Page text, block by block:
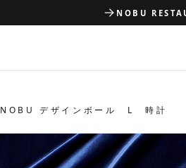
NOBU
NOBU デザインボール L 時計